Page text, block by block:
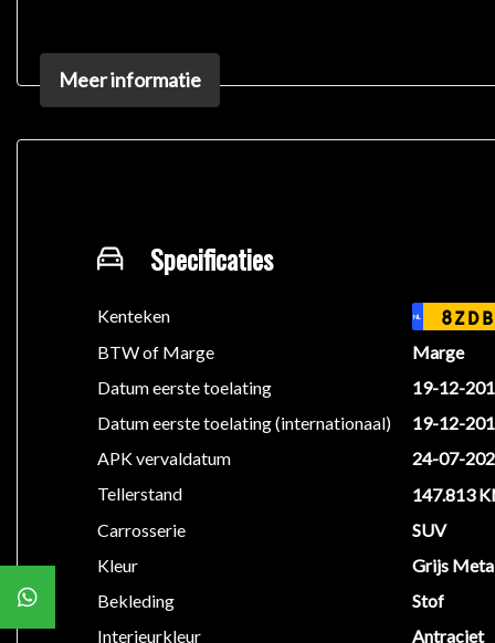
Dimlichten automatisch
Easy Life Pack
Eco/Sport Mode
Elektrische ramen voor en achter
Middenarmsteun
Mistlampen voor
Navigatie
Parkeersensoren
Regensensor
Rokersvrije auto
Algemene gegevens
Brandstofsoort: Benzine
Bouwjaar: december 2014
Meer informatie
Specificaties
Kenteken NL
BTW of Marge
Marge
Datum eerste toelating
19-12-
Datum eerste toelating (internationaal)
19-12-
APK vervaldatum
24-07-
Tellerstand
147.813
Carrosserie
SUV
Kleur
Grijs
Bekleding
Stof
Interieurkleur
Antraciet